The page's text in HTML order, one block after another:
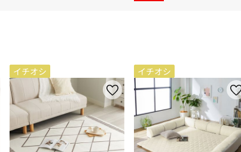
イチオシ イチオシ